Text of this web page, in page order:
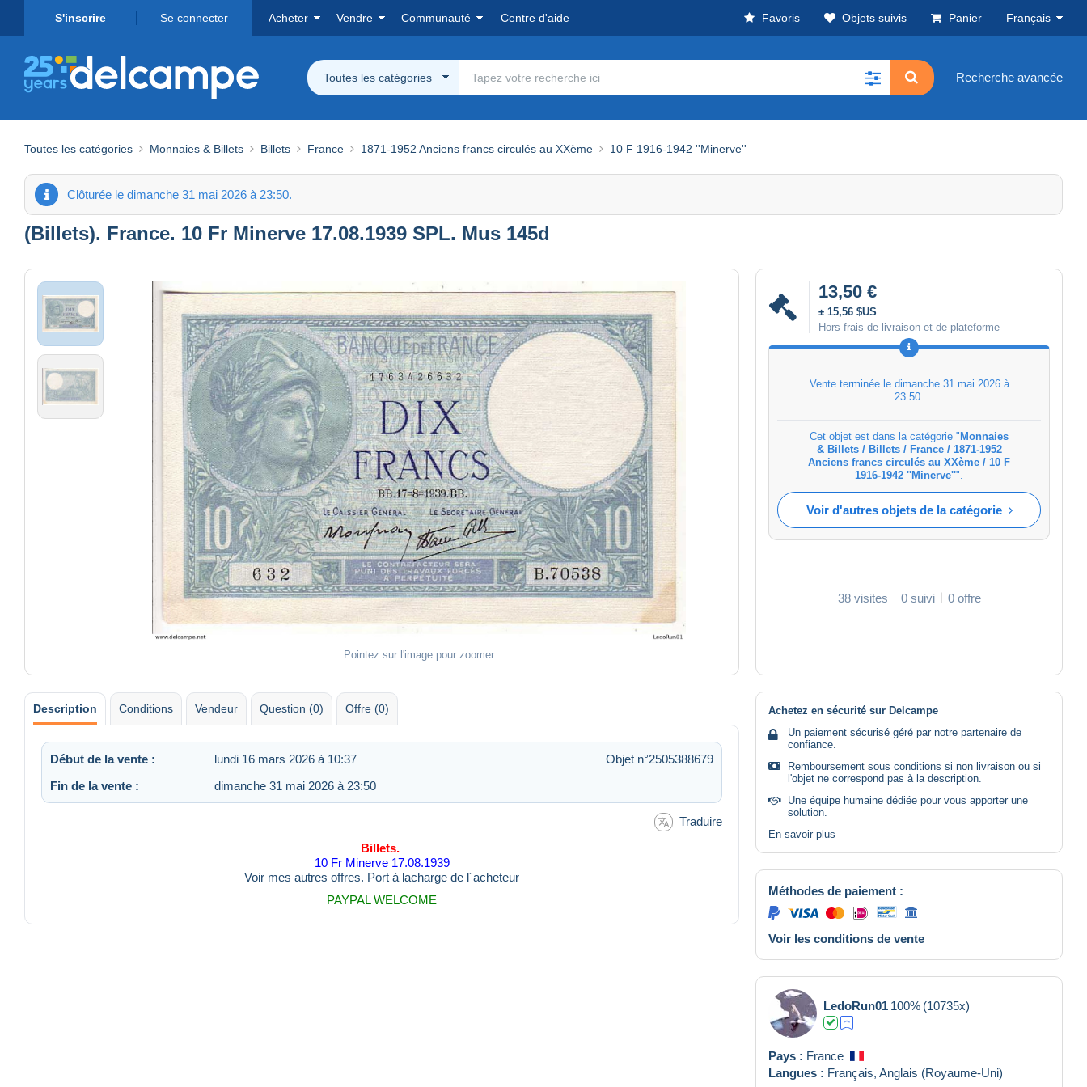
S'inscrire Se connecter Acheter Vendre Communauté Centre d'aide Favoris Objets suivis Panier Français
Toutes les catégories Recherche avancée
Toutes les catégories Monnaies & Billets Billets France 1871-1952 Anciens francs circulés au XXème 10 F 1916-1942 ''Minerve''
Clôturée le dimanche 31 mai 2026 à 23:50.
(Billets). France. 10 Fr Minerve 17.08.1939 SPL. Mus 145d
Pointez sur l'image pour zoomer
13,50 €
± 15,56 $US
Hors frais de livraison et de plateforme
Vente terminée le dimanche 31 mai 2026 à
23:50
Cet objet est dans la catégorie " Monnaies
& Billets / Billets / France / 1871-1952
Anciens francs circulés au XXème / 10 F
1916-1942 ''Minerve''".
Voir d'autres objets de la catégorie
38 visites 0 suivi 0 offre
Description Conditions Vendeur Question (0) Offre (0)
Début de la vente : lundi 16 mars 2026 à 10:37
Objet n°2505388679
Fin de la vente :
dimanche 31 mai 2026 à 23:50
Traduire
Billets.
10 Fr Minerve 17.08.1939
Voir mes autres offres. Port à lacharge de l´acheteur
PAYPAL WELCOME
Achetez en sécurité sur Delcampe
Un paiement sécurisé géré par notre partenaire de
confiance.
Remboursement sous conditions si non livraison ou si
l'objet ne correspond pas à la description.
Une équipe humaine dédiée pour vous apporter une
solution.
En savoir plus
Méthodes de paiement :
Voir les conditions de vente
LedoRun01 100% (10735x)
Pays : France
Langues : Français, Anglais (Royaume-Uni)